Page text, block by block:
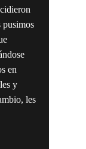
pusimos
en
y
les